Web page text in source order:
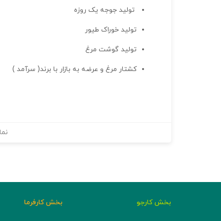
تولید جوجه یک روزه
تولید خوراک طیور
تولید گوشت مرغ
کشتار مرغ و عرضه به بازار با برند( سرآمد )
بخش کارجو بخش کارفرما